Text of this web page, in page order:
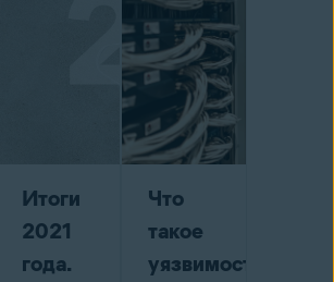
Итоги
2021
года.
Что
такое
уязвимость